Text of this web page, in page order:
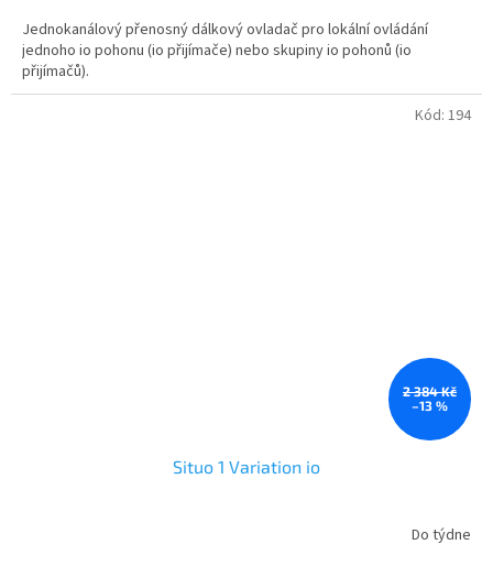
Jednokanálový přenosný dálkový ovladač pro lokální ovládání
jednoho io pohonu (io přijímače) nebo skupiny io pohonů (io
přijímačů).
2 384 Kč
–13 %
Situo 1 Variation io
Do týdne
Kód: 194